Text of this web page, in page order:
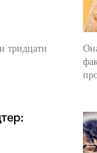
тридцати